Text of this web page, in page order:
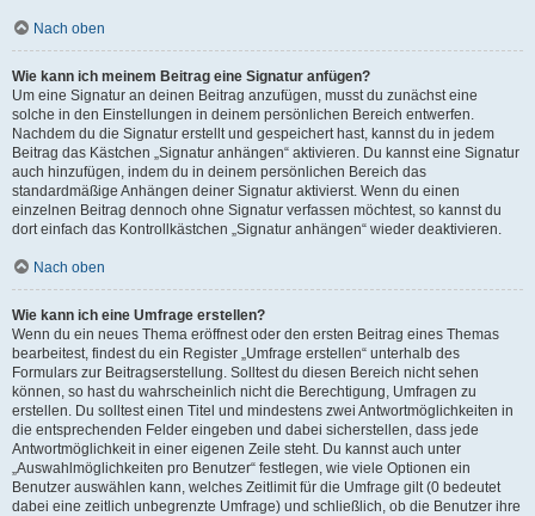
Nach oben
Wie kann ich meinem Beitrag eine Signatur anfügen?
Um eine Signatur an deinen Beitrag anzufügen, musst du zunächst eine
solche in den Einstellungen in deinem persönlichen Bereich entwerfen.
Nachdem du die Signatur erstellt und gespeichert hast, kannst du in jedem
Beitrag das Kästchen „Signatur anhängen“ aktivieren. Du kannst eine Signatur
auch hinzufügen, indem du in deinem persönlichen Bereich das
standardmäßige Anhängen deiner Signatur aktivierst. Wenn du einen
einzelnen Beitrag dennoch ohne Signatur verfassen möchtest, so kannst du
dort einfach das Kontrollkästchen „Signatur anhängen“ wieder deaktivieren.
Nach oben
Wie kann ich eine Umfrage erstellen?
Wenn du ein neues Thema eröffnest oder den ersten Beitrag eines Themas
bearbeitest, findest du ein Register „Umfrage erstellen“ unterhalb des
Formulars zur Beitragserstellung. Solltest du diesen Bereich nicht sehen
können, so hast du wahrscheinlich nicht die Berechtigung, Umfragen zu
erstellen. Du solltest einen Titel und mindestens zwei Antwortmöglichkeiten in
die entsprechenden Felder eingeben und dabei sicherstellen, dass jede
Antwortmöglichkeit in einer eigenen Zeile steht. Du kannst auch unter
„Auswahlmöglichkeiten pro Benutzer“ festlegen, wie viele Optionen ein
Benutzer auswählen kann, welches Zeitlimit für die Umfrage gilt (0 bedeutet
dabei eine zeitlich unbegrenzte Umfrage) und schließlich, ob die Benutzer ihre